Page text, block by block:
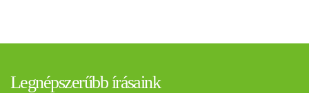
Legnépszerűbb írásaink